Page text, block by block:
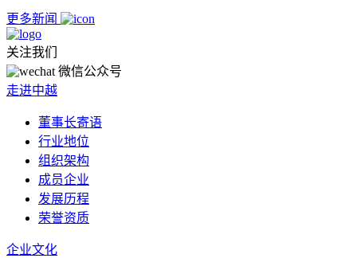
更多新闻
关注我们
微信公众号
走进中越
董事长寄语
行业地位
组织架构
成员企业
发展历程
荣誉资质
企业文化